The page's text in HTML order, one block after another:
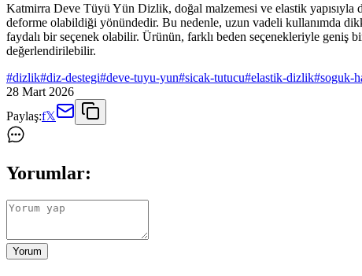
Katmirra Deve Tüyü Yün Dizlik, doğal malzemesi ve elastik
deforme olabildiği yönündedir. Bu nedenle, uzun vadeli kullanımda
faydalı bir seçenek olabilir. Ürünün, farklı beden seçenekleriyle
değerlendirilebilir.
#dizlik#diz-destegi#deve-tuyu-yun#sicak-tutucu#elastik-dizlik#soguk-
28 Mart 2026
Paylaş:f𝕏
Yorumlar:
Yorum